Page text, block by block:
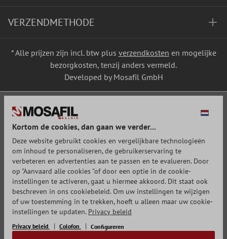
VERZENDMETHODE
* Alle prijzen zijn incl. btw plus verzendkosten en mogelijke
bezorgkosten, tenzij anders vermeld.
Developed by Mosafil GmbH
Kortom de cookies, dan gaan we verder...
Deze website gebruikt cookies en vergelijkbare technologieën
om inhoud te personaliseren, de gebruikerservaring te
verbeteren en advertenties aan te passen en te evalueren. Door
op "Aanvaard alle cookies "of door een optie in de cookie-
instellingen te activeren, gaat u hiermee akkoord. Dit staat ook
beschreven in ons cookiebeleid. Om uw instellingen te wijzigen
of uw toestemming in te trekken, hoeft u alleen maar uw cookie-
instellingen te updaten. Privacy beleid
Privacy beleid Colofon Configureren